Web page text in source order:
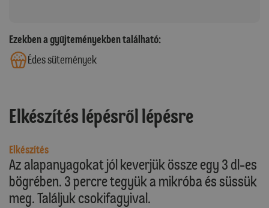
Ezekben a gyűjteményekben található:
Édes sütemények
Elkészítés lépésről lépésre
Elkészítés
Az alapanyagokat jól keverjük össze egy 3 dl-es
bögrében. 3 percre tegyük a mikróba és süssük
meg. Találjuk csokifagyival.